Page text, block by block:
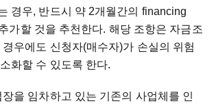
경우, 반드시 약 2개월간의 financing
가할 것을 추천한다. 해당 조항은 자금조
우에도 신청자(매수자)가 손실의 위험
화할 수 있도록 한다.
을 임차하고 있는 기존의 사업체를 인